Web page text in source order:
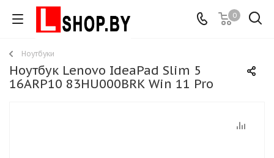
0
Ноутбуки
Ноутбук Lenovo IdeaPad Slim 5
16ARP10 83HU000BRK Win 11 Pro